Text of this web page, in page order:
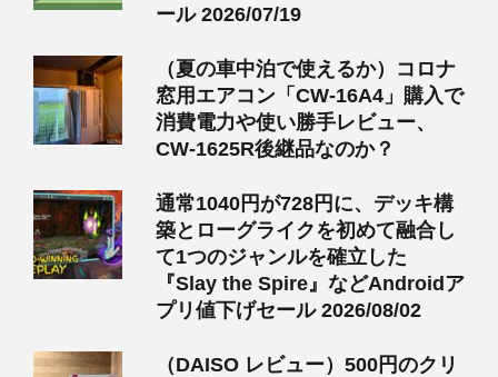
ール 2026/07/19
（夏の車中泊で使えるか）コロナ
窓用エアコン「CW-16A4」購入で
消費電力や使い勝手レビュー、
CW-1625R後継品なのか？
通常1040円が728円に、デッキ構
築とローグライクを初めて融合し
て1つのジャンルを確立した
『Slay the Spire』などAndroidア
プリ値下げセール 2026/08/02
（DAISO レビュー）500円のクリ